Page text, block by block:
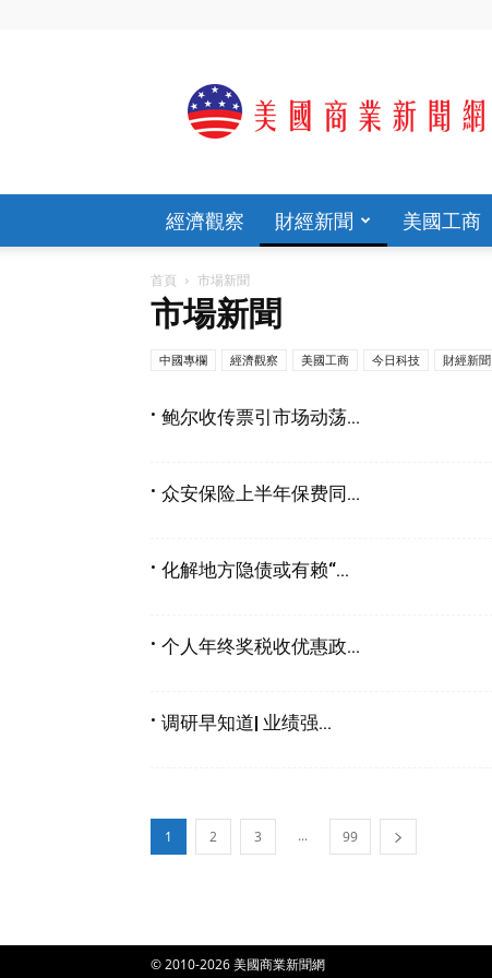
光
臨
商
業
新
經濟觀察 財經新聞 美國工商
首頁 市場新聞
市場新聞
中國專欄 經濟觀察 美國工商 今日科技 財經新聞
鲍尔收传票引市场动荡...
众安保险上半年保费同...
化解地方隐债或有赖“...
个人年终奖税收优惠政...
调研早知道| 业绩强...
1 2 3 ... 99
© 2010-2026 美國商業新聞網